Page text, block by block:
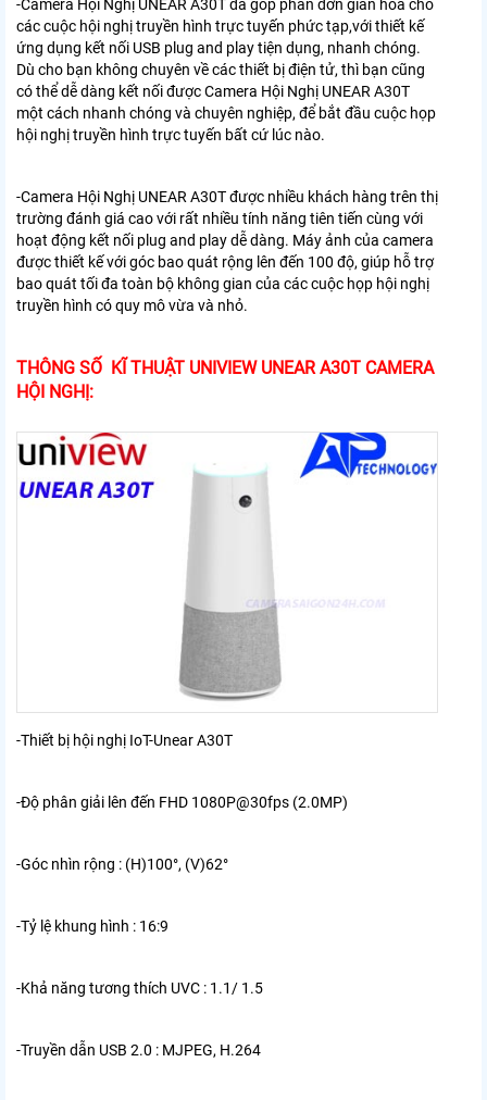
-Camera Hội Nghị UNEAR A30T đã góp phần đơn giản hóa cho
các cuộc hội nghị truyền hình trực tuyến phức tạp,với thiết kế
ứng dụng kết nối USB plug and play tiện dụng, nhanh chóng.
Dù cho bạn không chuyên về các thiết bị điện tử, thì bạn cũng
có thể dễ dàng kết nối được Camera Hội Nghị UNEAR A30T
một cách nhanh chóng và chuyên nghiệp, để bắt đầu cuộc họp
hội nghị truyền hình trực tuyến bất cứ lúc nào.
-Camera Hội Nghị UNEAR A30T được nhiều khách hàng trên thị
trường đánh giá cao với rất nhiều tính năng tiên tiến cùng với
hoạt động kết nối plug and play dễ dàng. Máy ảnh của camera
được thiết kế với góc bao quát rộng lên đến 100 độ, giúp hỗ trợ
bao quát tối đa toàn bộ không gian của các cuộc họp hội nghị
truyền hình có quy mô vừa và nhỏ.
THÔNG SỐ KĨ THUẬT UNIVIEW UNEAR A30T CAMERA
HỘI NGHỊ:
-Thiết bị hội nghị IoT-Unear A30T
-Độ phân giải lên đến FHD 1080P@30fps (2.0MP)
-Góc nhìn rộng : (H)100°, (V)62°
-Tỷ lệ khung hình : 16:9
-Khả năng tương thích UVC : 1.1/ 1.5
-Truyền dẫn USB 2.0 : MJPEG, H.264